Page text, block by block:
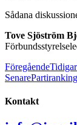
Sådana
Tove Sjöström
Föregående
Senare
Kontakt